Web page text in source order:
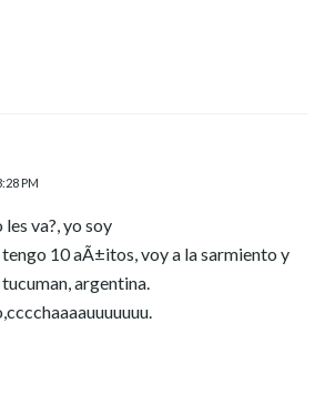
PM
va?, yo soy
10 aÃ±itos, voy a la sarmiento y
argentina.